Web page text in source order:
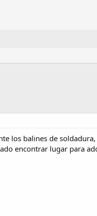
los balines de
encontrar lugar para